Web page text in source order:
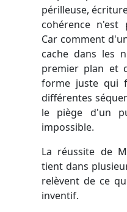
périlleuse,
cohérence n'est
Car comment
cache dans les
premier plan et
forme juste qui
différentes
le piège d'un
impossible.
La réussite de
tient dans
relèvent de ce
inventif.